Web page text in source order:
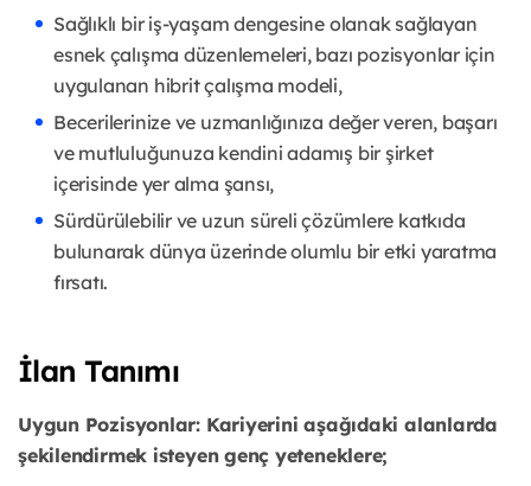
Sağlıklı bir iş-yaşam dengesine olanak sağlayan
esnek çalışma düzenlemeleri, bazı pozisyonlar için
uygulanan hibrit çalışma modeli,
Becerilerinize ve uzmanlığınıza değer veren, başarı
ve mutluluğunuza kendini adamış bir şirket
içerisinde yer alma şansı,
Sürdürülebilir ve uzun süreli çözümlere katkıda
bulunarak dünya üzerinde olumlu bir etki yaratma
fırsatı.
İlan Tanımı
Uygun Pozisyonlar: Kariyerini aşağıdaki alanlarda
şekilendirmek isteyen genç yeteneklere;